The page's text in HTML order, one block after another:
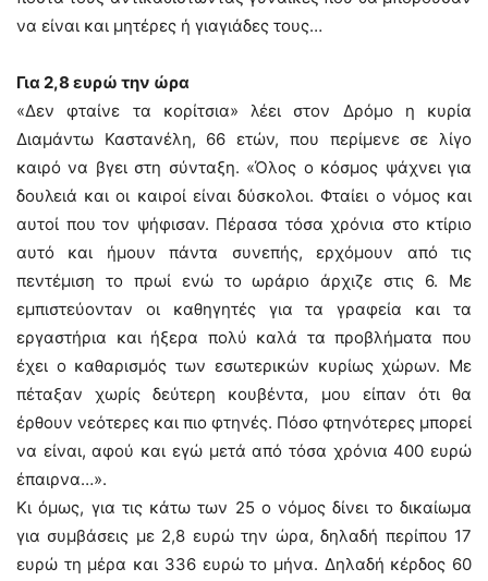
να είναι και μητέρες ή γιαγιάδες τους…
Για 2,8 ευρώ την ώρα
«Δεν φταίνε τα κορίτσια» λέει στον Δρόμο η κυρία
Διαμάντω Καστανέλη, 66 ετών, που περίμενε σε λίγο
καιρό να βγει στη σύνταξη. «Όλος ο κόσμος ψάχνει για
δουλειά και οι καιροί είναι δύσκολοι. Φταίει ο νόμος και
αυτοί που τον ψήφισαν. Πέρασα τόσα χρόνια στο κτίριο
αυτό και ήμουν πάντα συνεπής, ερχόμουν από τις
πεντέμιση το πρωί ενώ το ωράριο άρχιζε στις 6. Με
εμπιστεύονταν οι καθηγητές για τα γραφεία και τα
εργαστήρια και ήξερα πολύ καλά τα προβλήματα που
έχει ο καθαρισμός των εσωτερικών κυρίως χώρων. Με
πέταξαν χωρίς δεύτερη κουβέντα, μου είπαν ότι θα
έρθουν νεότερες και πιο φτηνές. Πόσο φτηνότερες μπορεί
να είναι, αφού και εγώ μετά από τόσα χρόνια 400 ευρώ
έπαιρνα…».
Κι όμως, για τις κάτω των 25 ο νόμος δίνει το δικαίωμα
για συμβάσεις με 2,8 ευρώ την ώρα, δηλαδή περίπου 17
ευρώ τη μέρα και 336 ευρώ το μήνα. Δηλαδή κέρδος 60